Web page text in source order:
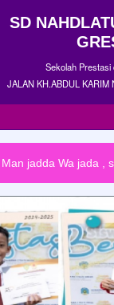
SD
Sekolah Prestasi
JALAN KH.ABDUL KARIM
Man jadda Wa jada ,